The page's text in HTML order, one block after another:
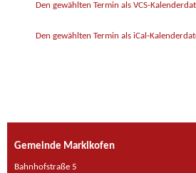
Den gewählten Termin als VCS-
Den gewählten Termin als iCal-
Gemeinde Marklkofen
Bahnhofstraße 5